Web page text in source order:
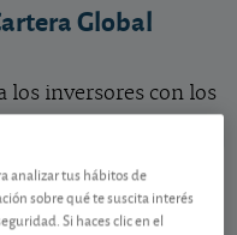
Global
los inversores con los
109,74 EUR
-0,6386 EUR (-0,58 %)
analizar tus hábitos de
sobre qué te suscita interés
Si haces clic en el